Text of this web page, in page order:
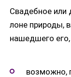
Свадебное или
лоне природы,
нашедшего его,
возможно,